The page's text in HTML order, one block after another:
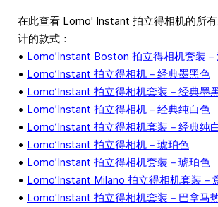
在此查看 Lomo' Instant 拍立得相机的所
计的款式：
• Lomo’Instant Boston 拍立得相机套装
• Lomo’Instant 拍立得相机－经典墨黑色
• Lomo’Instant 拍立得相机套装－经典墨
• Lomo’Instant 拍立得相机－经典纯白色
• Lomo’Instant 拍立得相机套装－经典纯
• Lomo’Instant 拍立得相机－琥珀色
• Lomo’Instant 拍立得相机套装－琥珀色
• Lomo’Instant Milano 拍立得相机套装－
• Lomo'Instant 拍立得相机套装－巴拿马